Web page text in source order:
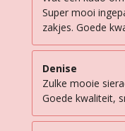
Super mooi
zakjes. Goede
Denise
Zulke mooie
Goede kwaliteit,